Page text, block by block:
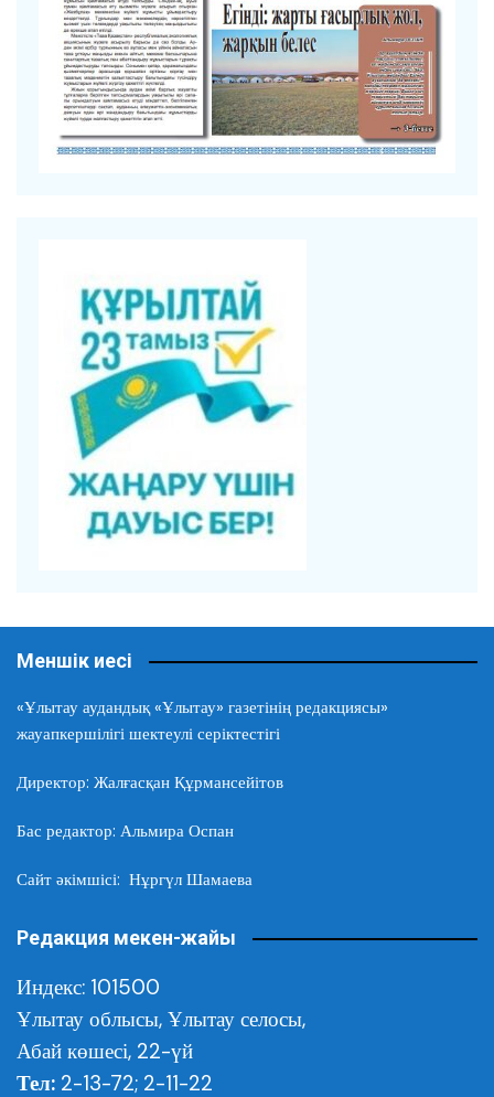
Меншік иесі
«Ұлытау аудандық «Ұлытау» газетінің редакциясы»
жауапкершілігі шектеулі серіктестігі
Директор: Жалғасқан Құрмансейітов
Бас редактор: Альмира Оспан
Сайт әкімшісі: Нұргүл Шамаева
Редакция мекен-жайы
Индекс: 101500
Ұлытау облысы, Ұлытау селосы,
Абай көшесі, 22-үй
Тел: 2-13-72; 2-11-22